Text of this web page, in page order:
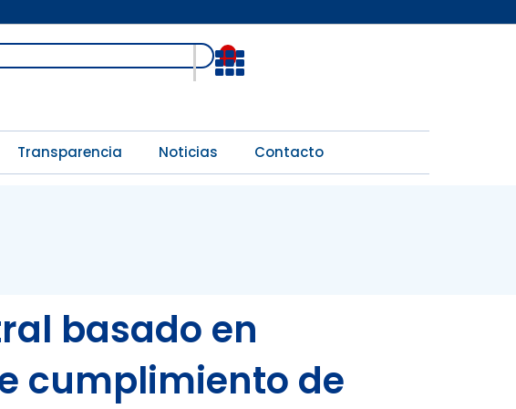
Open
Transparencia Noticias Contacto
basado en
cumplimiento de